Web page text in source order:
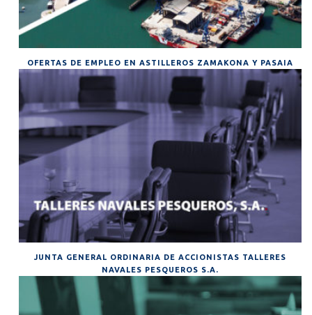
OFERTAS DE EMPLEO EN ASTILLEROS ZAMAKONA Y PASAIA
JUNTA GENERAL ORDINARIA DE ACCIONISTAS TALLERES
NAVALES PESQUEROS S.A.